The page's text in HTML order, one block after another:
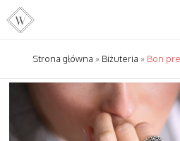
Strona główna » Biżuteria » Bon